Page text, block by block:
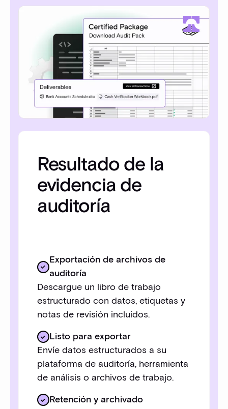
Resultado de la
evidencia de
auditoría
Exportación de archivos de
auditoría
Descargue un libro de trabajo
estructurado con datos, etiquetas y
notas de revisión incluidos.
Listo para exportar
Envíe datos estructurados a su
plataforma de auditoría, herramienta
de análisis o archivos de trabajo.
Retención y archivado